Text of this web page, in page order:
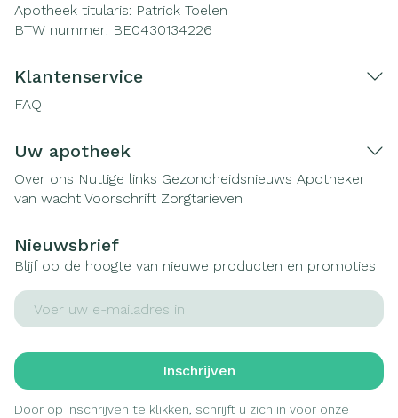
Apotheek titularis: Patrick Toelen
BTW nummer: BE0430134226
Klantenservice
FAQ
Uw apotheek
Over ons Nuttige links Gezondheidsnieuws Apotheker
van wacht Voorschrift Zorgtarieven
Nieuwsbrief
Blijf op de hoogte van nieuwe producten en promoties
E-mail adres
Inschrijven
Door op inschrijven te klikken, schrijft u zich in voor onze